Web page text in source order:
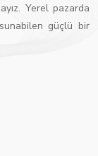
Yerel pazarda
güçlü bir